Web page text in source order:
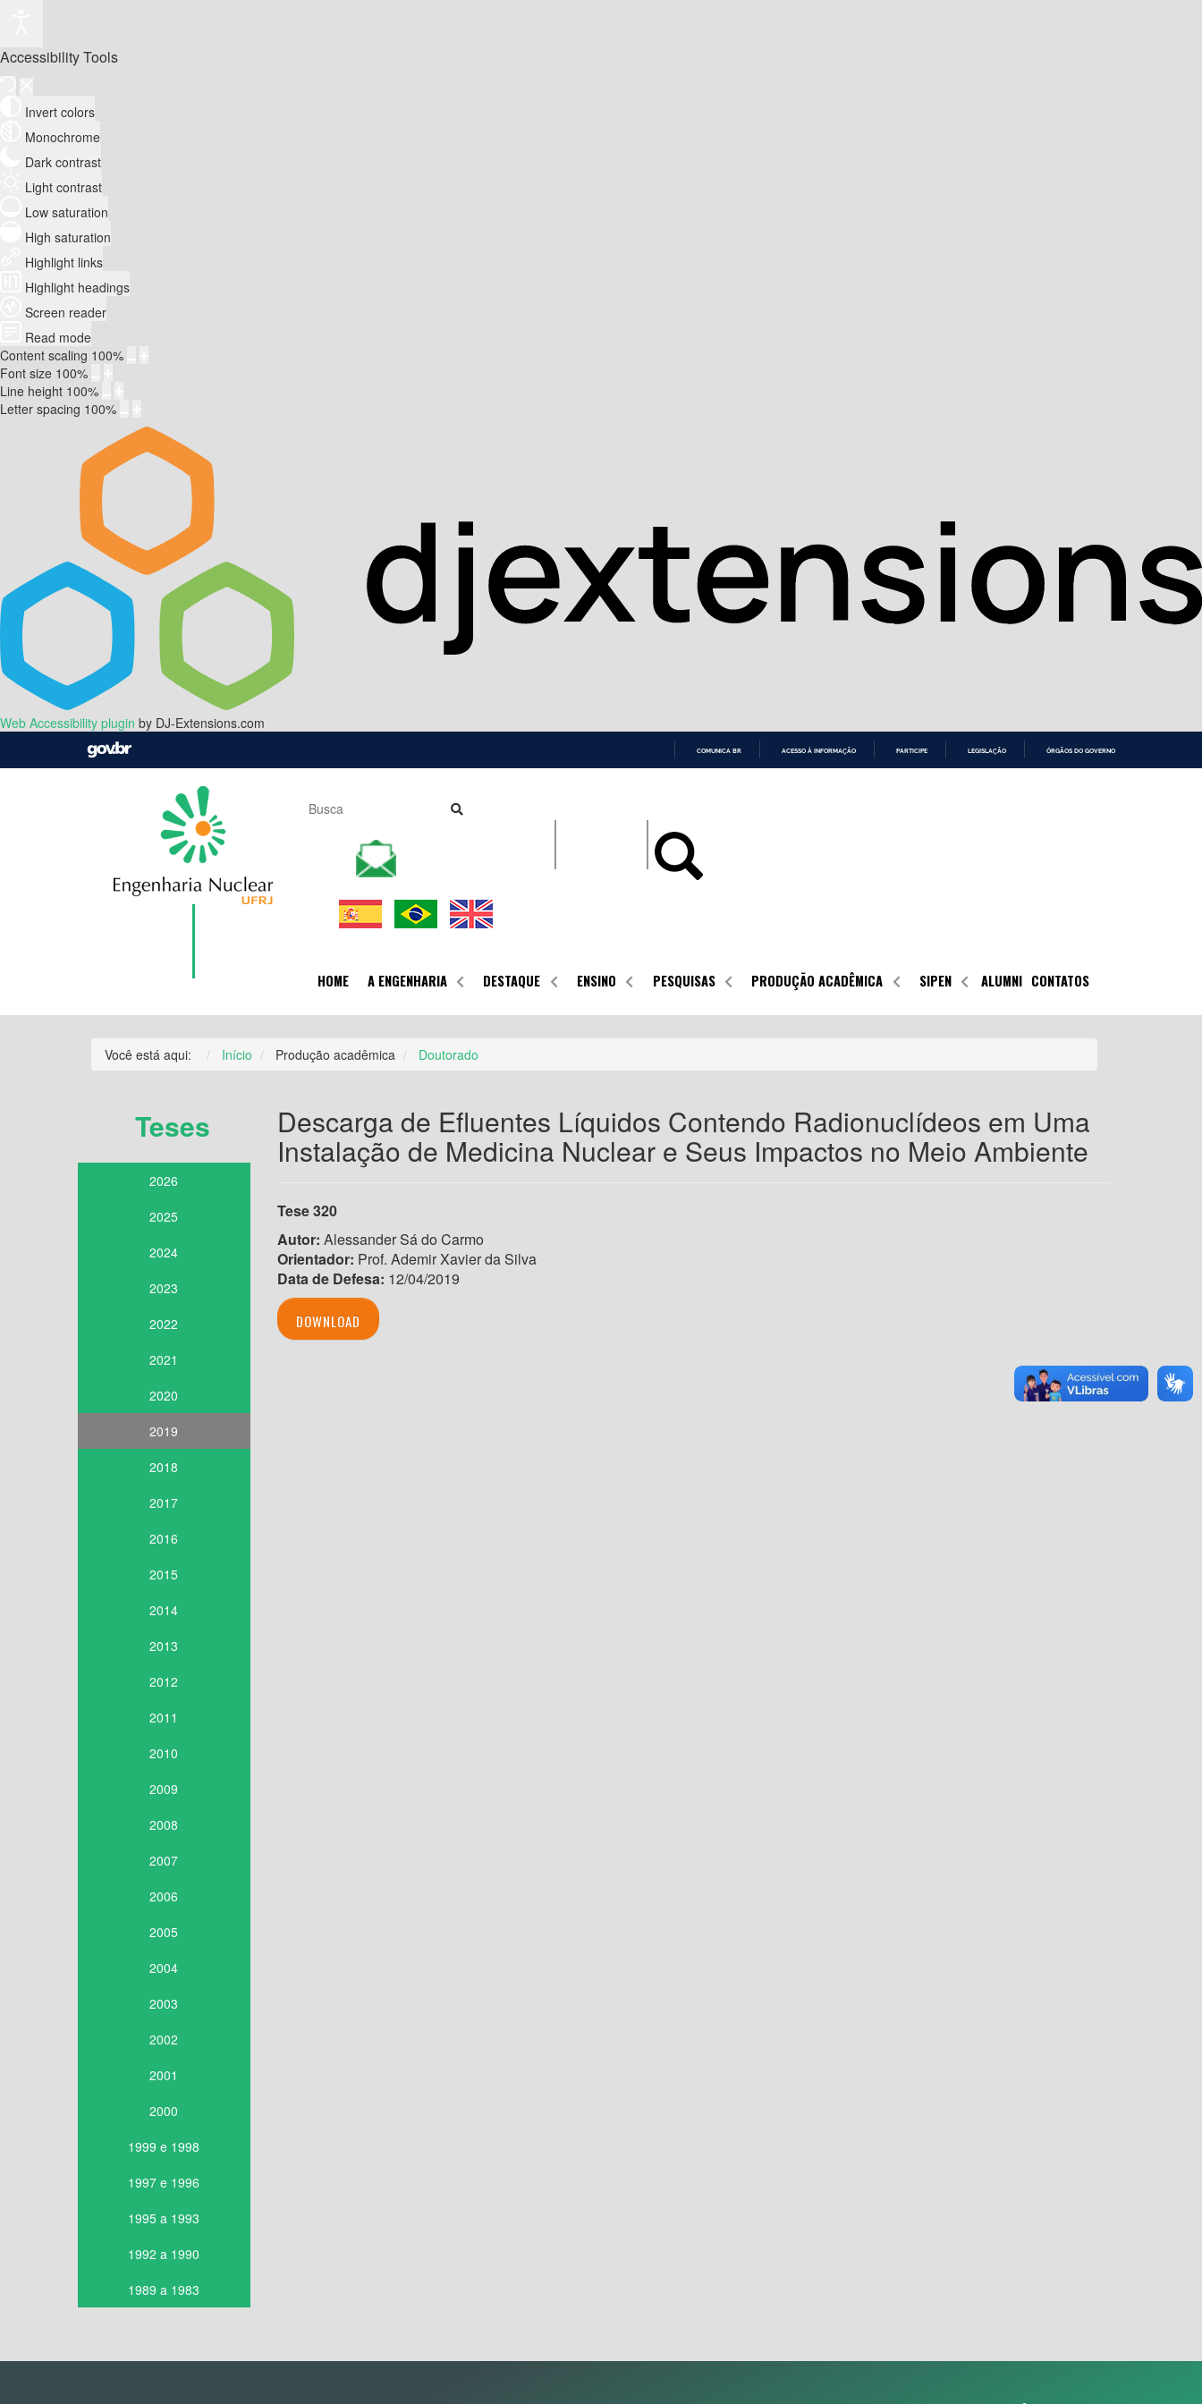
Accessibility Tools
Invert colors
Monochrome
Dark contrast
Light contrast
Low saturation
High saturation
Highlight links
Highlight headings
Screen reader
Read mode
Content scaling 100%
Font size 100%
Line height 100%
Letter spacing 100%
Web Accessibility plugin by DJ-Extensions.com
COMUNICA BR ACESSO À INFORMAÇÃO PARTICIPE LEGISLAÇÃO ÓRGÃOS DO GOVERNO
HOME A ENGENHARIA DESTAQUE ENSINO PESQUISAS PRODUÇÃO ACADÊMICA SIPEN ALUMNI CONTATOS
Você está aqui: Início Produção acadêmica Doutorado
Teses
2026
2025
2024
2023
2022
2021
2020
2019
2018
2017
2016
2015
2014
2013
2012
2011
2010
2009
2008
2007
2006
2005
2004
2003
2002
2001
2000
1999 e 1998
1997 e 1996
1995 a 1993
1992 a 1990
1989 a 1983
Descarga de Efluentes Líquidos Contendo Radionuclídeos em Uma
Instalação de Medicina Nuclear e Seus Impactos no Meio Ambiente
Tese 320
Autor: Alessander Sá do Carmo
Orientador: Prof. Ademir Xavier da Silva
Data de Defesa: 12/04/2019
DOWNLOAD